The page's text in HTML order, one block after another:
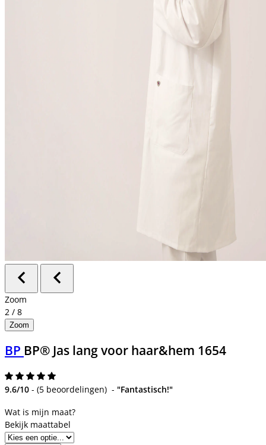
Zoom
2 / 8
Zoom
BP BP® Jas lang voor haar&hem 1654
9.6/10 - (5 beoordelingen) - "Fantastisch!"
Bekijk maattabel